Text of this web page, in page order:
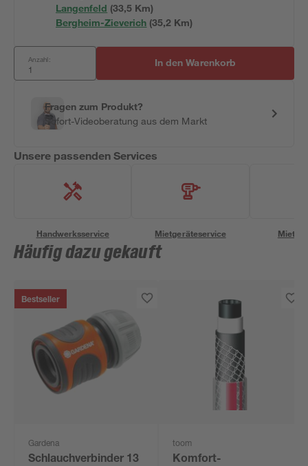
Langenfeld (33,5 Km)
Bergheim-Zieverich (35,2 Km)
Anzahl: In den Warenkorb
Fragen zum Produkt?
Sofort-Videoberatung aus dem Markt
Unsere passenden Services
Handwerksservice Mietgeräteservice
Häufig dazu gekauft
Bestseller
Gardena
Schlauchverbinder 13
toom
Komfort-